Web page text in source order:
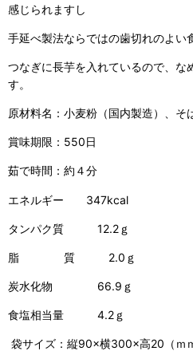
感じられますし
手延べ製法ならではの歯切れのよい
つなぎに長芋を入れているので、な
す。
原材料名：小麦粉（国内製造）、そ
賞味期限：550日
茹で時間：約４分
エネルギー 347kcal
タンパク質 12.2ｇ
脂 質 2.0ｇ
炭水化物 66.9ｇ
食塩相当量 4.2ｇ
袋サイズ：縦90×横300×高20（ｍ